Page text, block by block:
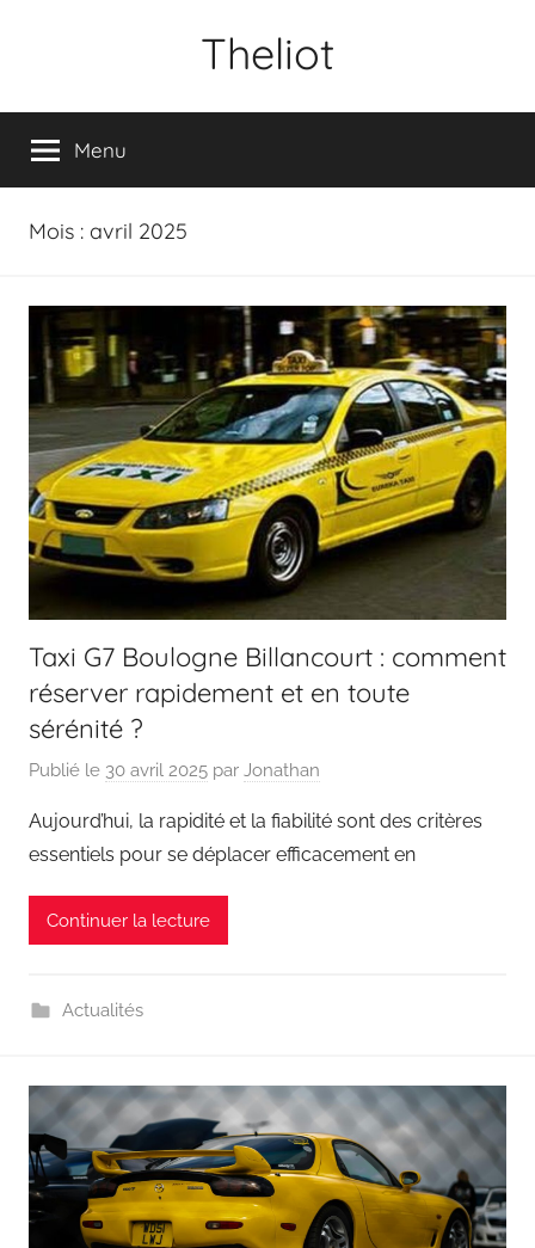
Theliot
Menu
Mois : avril 2025
Taxi G7 Boulogne Billancourt : comment
réserver rapidement et en toute
sérénité ?
Publié le 30 avril 2025 par Jonathan
Aujourd’hui, la rapidité et la fiabilité sont des critères
essentiels pour se déplacer efficacement en
Continuer la lecture
Actualités